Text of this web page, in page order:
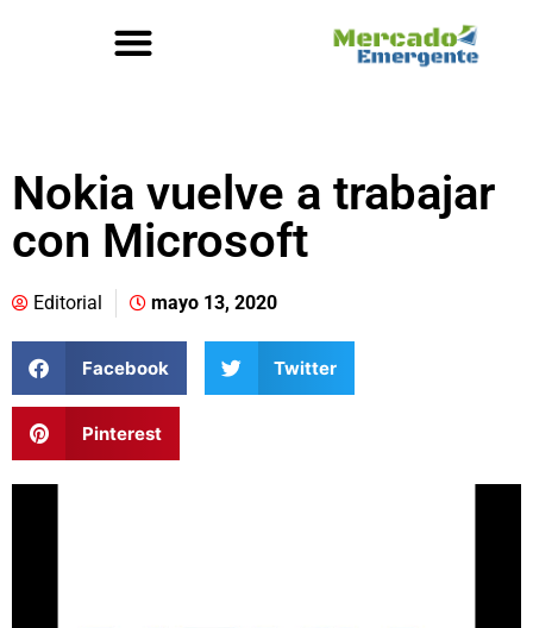
Nokia vuelve a trabajar
con Microsoft
Editorial mayo 13, 2020
Facebook Twitter
Pinterest